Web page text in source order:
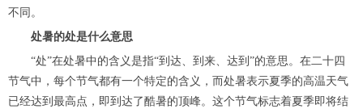
不同。
处暑的处是什么意思
“处”在处暑中的含义是指“到达、到来、达到”的意思。在二十四
节气中，每个节气都有一个特定的含义，而处暑表示夏季的高温天气
已经达到最高点，即到达了酷暑的顶峰。这个节气标志着夏季即将结